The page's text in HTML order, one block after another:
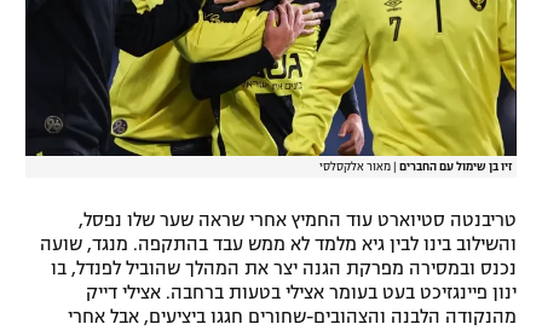
זיו בן שימול עם החברים מאור אלקסלסי
טריבנטה סטיוארט עוד החמיץ אחרי שראה שער שלו נפסל,
והשילוב בינו לבין גיא מלמד לא ממש עבד בהתקפה. מנגד, שועה
נכנס ובמסירה מפרקת הגנה יצר את המהלך שהוביל לפנדל, בו
ינון פיינגזיכט בעט בעומר אצילי בטעות ברחבה. אצילי דייק
מהנקודה הלבנה והצהובים-שחורים חגגו ביציעים, אבל אחרי